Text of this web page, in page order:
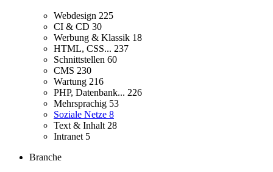
Webdesign 225
CI & CD 30
Werbung & Klassik 18
HTML, CSS... 237
Schnittstellen 60
CMS 230
Wartung 216
PHP, Datenbank... 226
Mehrsprachig 53
Soziale Netze 8
Text & Inhalt 28
Intranet 5
Branche